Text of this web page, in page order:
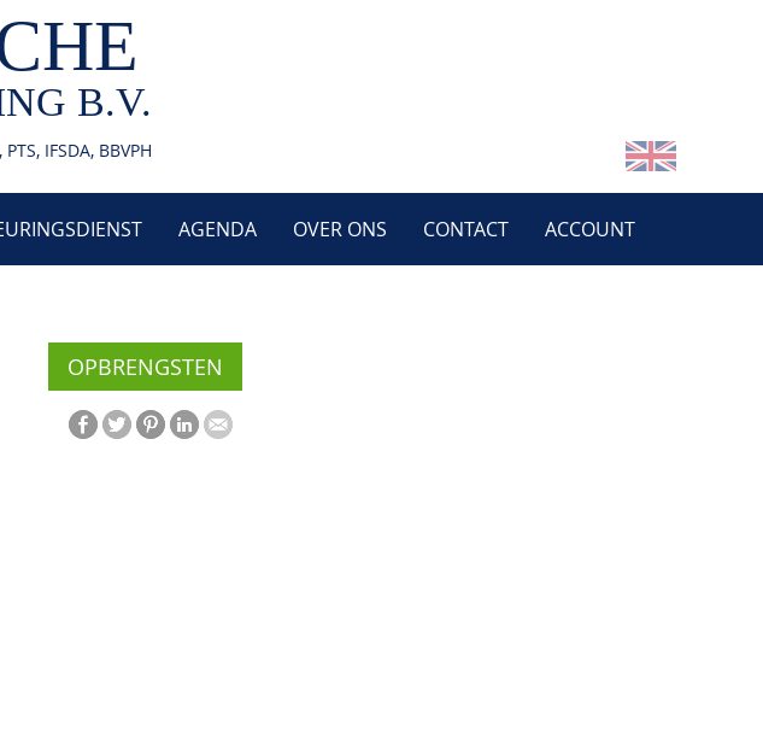
B.V.
IFSDA, BBVPH
AGENDA OVER ONS CONTACT ACCOUNT
OPBRENGSTEN